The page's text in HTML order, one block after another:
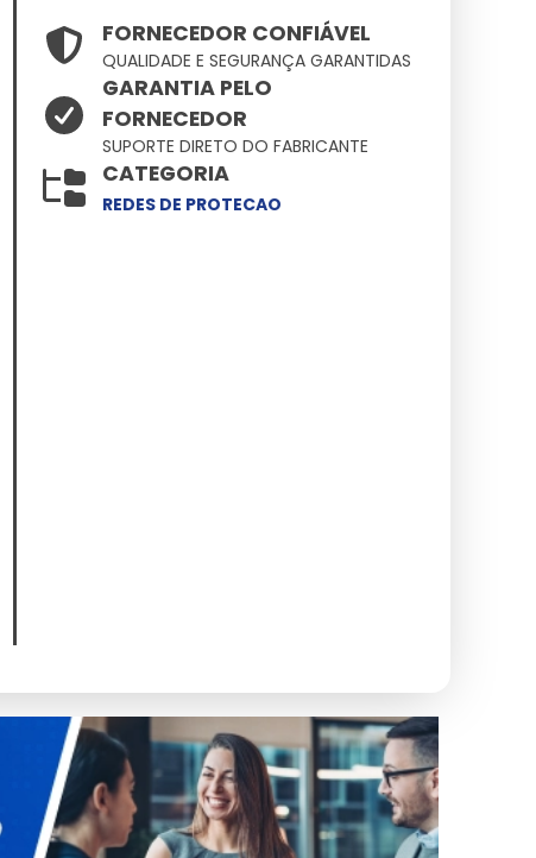
FORNECEDOR CONFIÁVEL
QUALIDADE E SEGURANÇA GARANTIDAS
GARANTIA PELO
FORNECEDOR
SUPORTE DIRETO DO FABRICANTE
CATEGORIA
REDES DE PROTECAO